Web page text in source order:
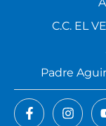
C.C. EL
Padre